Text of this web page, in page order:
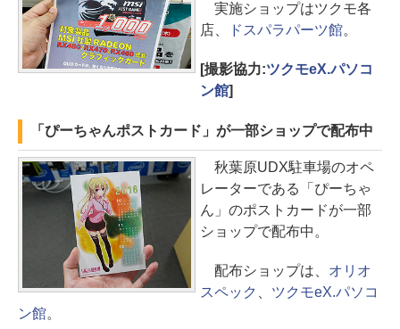
実施ショップはツクモ各
店、
ドスパラパーツ館。
[撮影協力:ツクモeX.パソコ
ン館]
「ぴーちゃんポストカード」が一部ショップで配布中
秋葉原UDX駐車場のオペ
レーターである「ぴーちゃ
ん」のポストカードが一部
ショップで配布中。
配布ショップは、 オリオ
スペック
ツクモeX.パソコ
ン館。